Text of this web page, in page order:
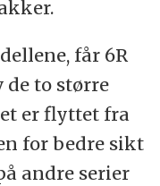
får 6R
to større
er flyttet fra
for bedre sikt
andre serier